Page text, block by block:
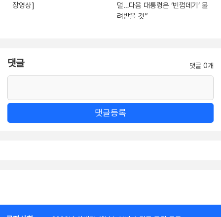
장영상]
덜…다음 대통령은 ‘빈껍데기’ 물
려받을 것”
댓글 댓글 0개
댓글등록